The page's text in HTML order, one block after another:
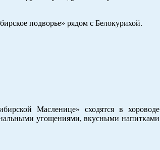
подворье» рядом с Белокурихой.
Масленице» сходятся в хороводе
угощениями, вкусными напитками